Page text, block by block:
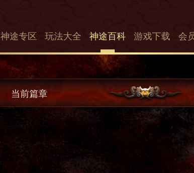
神途专区 玩法大全 神途百科 游戏下载 会
当前篇章